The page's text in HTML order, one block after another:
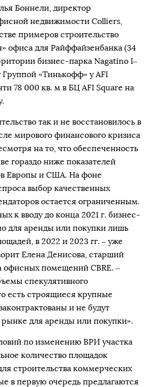
Боннели, директор
недвижимости Colliers,
примеров строительство
офиса для Райффайзенбанка (34
бизнес-парка Nagatino I–
Группой «Тинькофф» у AFI
78 000 кв. м в БЦ AFI Square на
так и не восстановилось в
мирового финансового кризиса
на то, что обеспеченность
гораздо ниже показателей
Европы и США. На фоне
выбор качественных
остается ограниченным.
к вводу до конца 2021 г. бизнес-
для аренды или покупки лишь
в 2022 и 2023 гг. – уже
Елена Денисова, старший
офисных помещений CBRE. –
спекулятивного
есть строящиеся крупные
и не будут
рынке для аренды или покупки».
по изменению ВРИ участка
количество площадок
строительства коммерческих
в первую очередь предлагаются